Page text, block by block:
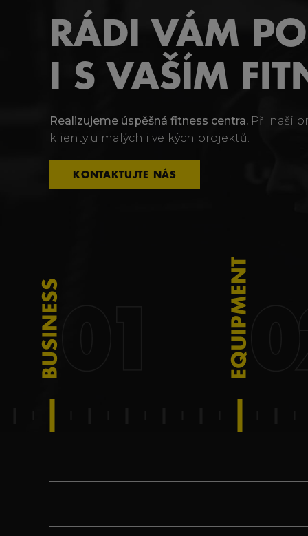
RÁDI VÁM
I S VAŠÍM
Realizujeme úspěšná fitness centra. Při naší
klienty u malých i velkých projektů.
KONTAKTUJTE NÁS